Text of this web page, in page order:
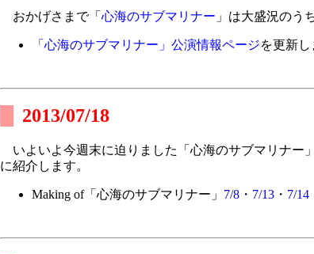
おかげさまで「 心海のサブマリナー 」は大盛況のう
「心海のサブマリナー」公演情報ページを更新し
2013/07/18
いよいよ今週末に迫りました「心海のサブマリナー
に紹介します。
Making of「心海のサブマリナー」 7/8・ 7/13・ 7/14